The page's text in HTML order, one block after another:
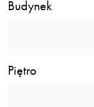
Budynek
Piętro